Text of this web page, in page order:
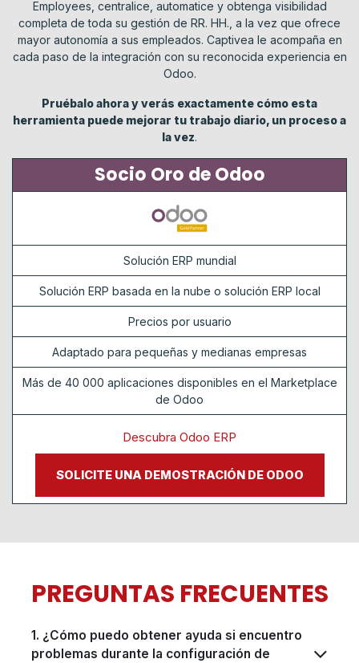
Employees, centralice, automatice y obtenga visibilidad
completa de toda su gestión de RR. HH., a la vez que ofrece
mayor autonomía a sus empleados. Captivea le acompaña en
cada paso de la integración con su reconocida experiencia en
Odoo.
Pruébalo ahora y verás exactamente cómo esta
herramienta puede mejorar tu trabajo diario, un proceso a
la vez.
Socio Oro de Odoo
Solución ERP mundial
Solución ERP basada en la nube o solución ERP local
Precios por usuario
Adaptado para pequeñas y medianas empresas
Más de 40 000 aplicaciones disponibles en el Marketplace
de Odoo
Descubra Odoo ERP
SOLICITE UNA DEMOSTRACIÓN DE ODOO
PREGUNTAS FRECUENTES
1. ¿Cómo puedo obtener ayuda si encuentro
problemas durante la configuración de